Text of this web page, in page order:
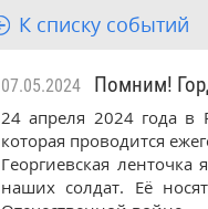
К списку событий
07.05.2024 Помним!
24 апреля 2024 года в
которая проводится
Георгиевская
наших солдат. Её